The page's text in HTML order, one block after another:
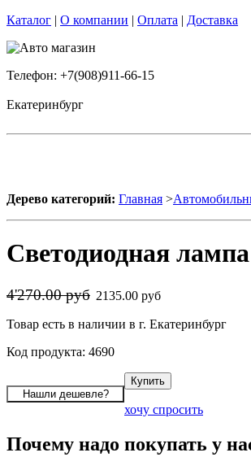
Каталог | О компании | Оплата | Доставка
Телефон: +7(908)911-66-15
Екатеринбург
Дерево категорий: Главная >
Светодиодная
4'270.00 руб 2135.00 руб
Товар есть в наличии в г. Екатеринбург
Код продукта: 4690
хочу спросить
Почему надо покупать у